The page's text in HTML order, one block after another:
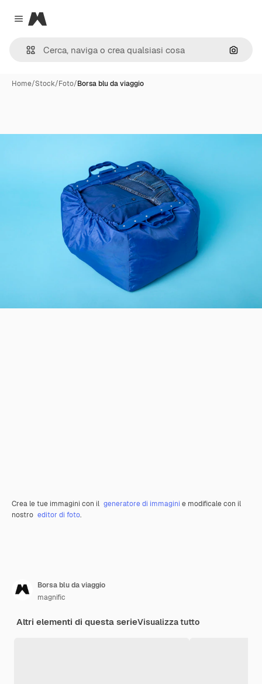
Close menu
Magnific
Cerca
Home/Stock/Foto/Borsa blu da viaggio
Crea le tue immagini con il generatore di immagini e modificale con il
nostro editor di foto.
Borsa blu da viaggio
magnific
Altri elementi di questa serieVisualizza tutto